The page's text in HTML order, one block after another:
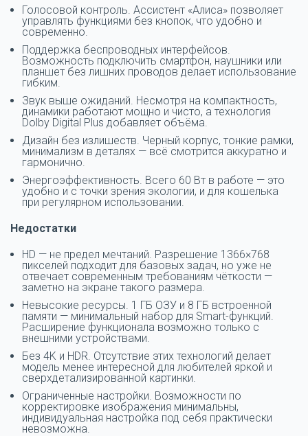
Голосовой контроль. Ассистент «Алиса» позволяет
управлять функциями без кнопок, что удобно и
современно.
Поддержка беспроводных интерфейсов.
Возможность подключить смартфон, наушники или
планшет без лишних проводов делает использование
гибким.
Звук выше ожиданий. Несмотря на компактность,
динамики работают мощно и чисто, а технология
Dolby Digital Plus добавляет объёма.
Дизайн без излишеств. Черный корпус, тонкие рамки,
минимализм в деталях — всё смотрится аккуратно и
гармонично.
Энергоэффективность. Всего 60 Вт в работе — это
удобно и с точки зрения экологии, и для кошелька
при регулярном использовании.
Недостатки
HD — не предел мечтаний. Разрешение 1366×768
пикселей подходит для базовых задач, но уже не
отвечает современным требованиям чёткости —
заметно на экране такого размера.
Невысокие ресурсы. 1 ГБ ОЗУ и 8 ГБ встроенной
памяти — минимальный набор для Smart-функций.
Расширение функционала возможно только с
внешними устройствами.
Без 4K и HDR. Отсутствие этих технологий делает
модель менее интересной для любителей яркой и
сверхдетализированной картинки.
Ограниченные настройки. Возможности по
корректировке изображения минимальны,
индивидуальная настройка под себя практически
невозможна.